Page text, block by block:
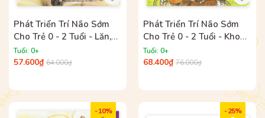
Phát Triển Trí Não Sớm
Cho Trẻ 0 - 2 Tuổi - Lăn,
Lăn, Lăn
Tuổi: 0+
57.600₫ 64.000₫
Phát Triển Trí Não Sớm
Cho Trẻ 0 - 2 Tuổi - Kho
Báu Của Bác Lợn
Tuổi: 0+
68.400₫ 76.000₫
- 10% - 25%